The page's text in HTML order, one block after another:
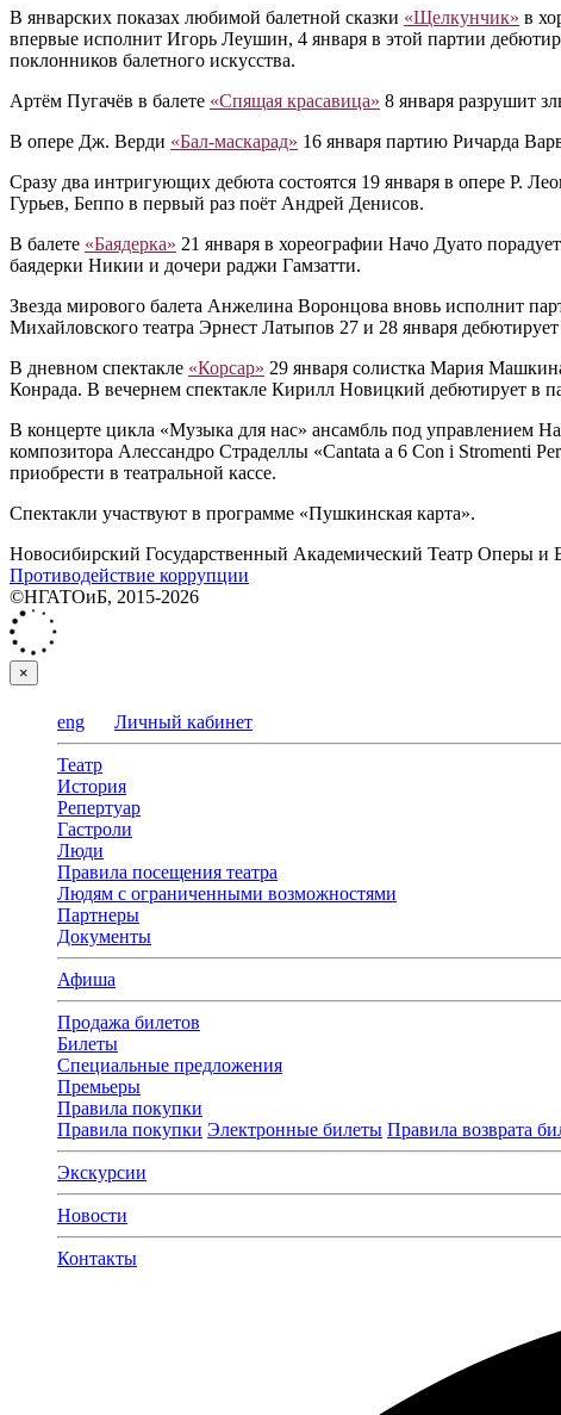
В январских показах любимой балетной сказки «Щелкунчик» в
впервые исполнит Игорь Леушин, 4 января в этой партии
поклонников балетного искусства.
Артём Пугачёв в балете «Спящая красавица» 8 января разрушит
В опере Дж. Верди «Бал-маскарад» 16 января партию Ричарда
Сразу два интригующих дебюта состоятся 19 января в опере Р.
Гурьев, Беппо в первый раз поёт Андрей Денисов.
В балете «Баядерка» 21 января в хореографии Начо Дуато
баядерки Никии и дочери раджи Гамзатти.
Звезда мирового балета Анжелина Воронцова вновь исполнит
Михайловского театра Эрнест Латыпов 27 и 28 января
В дневном спектакле «Корсар» 29 января солистка Мария
Конрада. В вечернем спектакле Кирилл Новицкий дебютирует в
В концерте цикла «Музыка для нас» ансамбль под управлением
композитора Алессандро Страделлы «Cantata a 6 Con i Stromenti
приобрести в театральной кассе.
Спектакли участвуют в программе «Пушкинская карта».
Новосибирский Государственный Академический Театр Оперы и
Противодействие коррупции
©НГАТОиБ, 2015-2026
×
eng Личный кабинет
Театр
История
Репертуар
Гастроли
Люди
Правила посещения театра
Людям с ограниченными возможностями
Партнеры
Документы
Афиша
Продажа билетов
Билеты
Специальные предложения
Премьеры
Правила покупки
Правила покупки Электронные билеты Правила возврата
Экскурсии
Новости
Контакты